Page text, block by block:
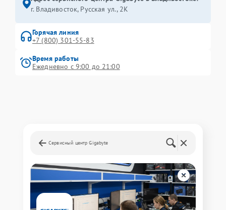
г. Владивосток, Русская ул., 2К
Горячая линия
+7 (800) 301-55-83
Время работы
Ежедневно с 9:00 до 21:00
Сервисный центр Gigabyte